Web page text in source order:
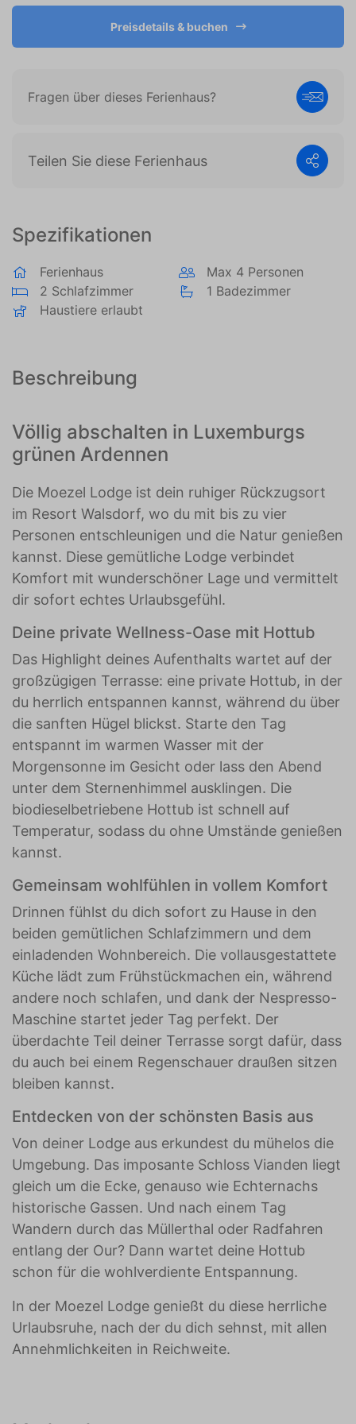
Spezifikationen
Ferienhaus
Max 4 Personen
2 Schlafzimmer
1 Badezimmer
Haustiere erlaubt
Beschreibung
Völlig abschalten in Luxemburgs
grünen Ardennen
Die Moezel Lodge ist dein ruhiger Rückzugsort
im Resort Walsdorf, wo du mit bis zu vier
Personen entschleunigen und die Natur genießen
kannst. Diese gemütliche Lodge verbindet
Komfort mit wunderschöner Lage und vermittelt
dir sofort echtes Urlaubsgefühl.
Deine private Wellness-Oase mit Hottub
Das Highlight deines Aufenthalts wartet auf der
großzügigen Terrasse: eine private Hottub, in der
du herrlich entspannen kannst, während du über
die sanften Hügel blickst. Starte den Tag
entspannt im warmen Wasser mit der
Morgensonne im Gesicht oder lass den Abend
unter dem Sternenhimmel ausklingen. Die
biodieselbetriebene Hottub ist schnell auf
Temperatur, sodass du ohne Umstände genießen
kannst.
Gemeinsam wohlfühlen in vollem Komfort
Drinnen fühlst du dich sofort zu Hause in den
beiden gemütlichen Schlafzimmern und dem
einladenden Wohnbereich. Die vollausgestattete
Küche lädt zum Frühstückmachen ein, während
andere noch schlafen, und dank der Nespresso-
Maschine startet jeder Tag perfekt. Der
überdachte Teil deiner Terrasse sorgt dafür, dass
du auch bei einem Regenschauer draußen sitzen
bleiben kannst.
Entdecken von der schönsten Basis aus
Von deiner Lodge aus erkundest du mühelos die
Umgebung. Das imposante Schloss Vianden liegt
gleich um die Ecke, genauso wie Echternachs
historische Gassen. Und nach einem Tag
Wandern durch das Müllerthal oder Radfahren
entlang der Our? Dann wartet deine Hottub
schon für die wohlverdiente Entspannung.
In der Moezel Lodge genießt du diese herrliche
Urlaubsruhe, nach der du dich sehnst, mit allen
Annehmlichkeiten in Reichweite.
Preisdetails & buchen
Fragen über dieses Ferienhaus?
Teilen Sie diese Ferienhaus
Benutzer zugeschnitten und relevant sind. Diese
Anzeigen werden für Verleger und externe